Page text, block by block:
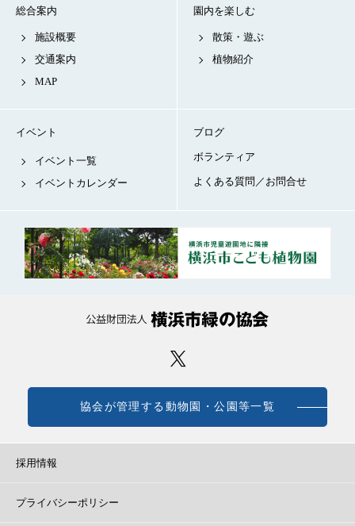
総合案内
施設概要
交通案内
MAP
園内を楽しむ
散策・遊ぶ
植物紹介
イベント
イベント一覧
イベントカレンダー
ブログ
ボランティア
よくある質問／お問合せ
協会が管理する動物園・公園等一覧
採用情報
プライバシーポリシー